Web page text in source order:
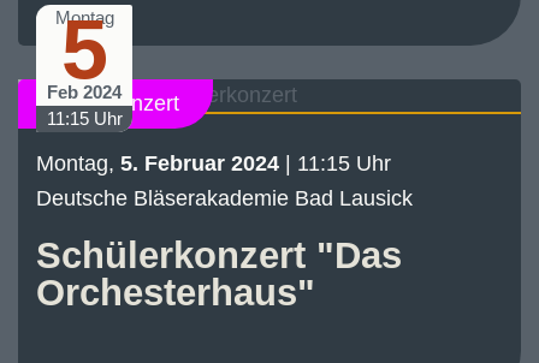
Schülerkonzert
Montag
5
Feb 2024
11:15 Uhr
Montag, 5. Februar 2024 | 11:15 Uhr
Deutsche Bläserakademie Bad Lausick
Schülerkonzert "Das
Orchesterhaus"